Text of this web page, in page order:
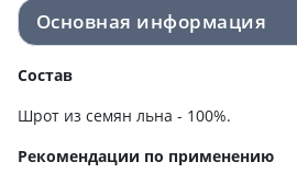
Основная информация
Состав
Шрот из семян льна - 100%.
Рекомендации по применению